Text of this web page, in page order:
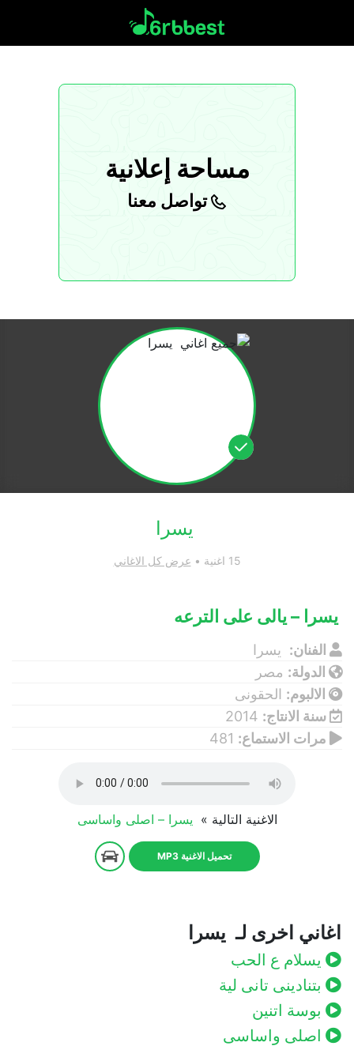
مساحة إعلانية
تواصل معنا
يسرا
15 اغنية • عرض كل الاغاني
يسرا – يالى على الترعه
الفنان: يسرا
الدولة: مصر
الالبوم: الحقونى
سنة الانتاج: 2014
مرات الاستماع:
الاغنية التالية » يسرا – اصلى واساسى
تحميل الاغنية MP3
اغاني اخرى لـ يسرا
يسلام ع الحب
بتنادينى تانى لية
بوسة اتنين
اصلى واساسى